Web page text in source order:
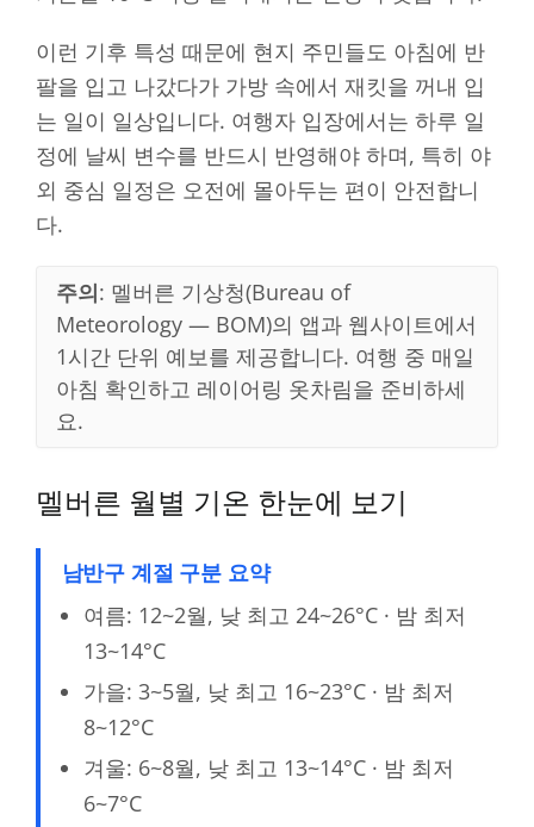
이런 기후 특성 때문에 현지 주민들도 아침에 반
팔을 입고 나갔다가 가방 속에서 재킷을 꺼내 입
는 일이 일상입니다. 여행자 입장에서는 하루 일
정에 날씨 변수를 반드시 반영해야 하며, 특히 야
외 중심 일정은 오전에 몰아두는 편이 안전합니
다.
주의: 멜버른 기상청(Bureau of
Meteorology — BOM)의 앱과 웹사이트에서
1시간 단위 예보를 제공합니다. 여행 중 매일
아침 확인하고 레이어링 옷차림을 준비하세
요.
멜버른 월별 기온 한눈에 보기
남반구 계절 구분 요약
여름: 12~2월, 낮 최고 24~26°C · 밤 최저
13~14°C
가을: 3~5월, 낮 최고 16~23°C · 밤 최저
8~12°C
겨울: 6~8월, 낮 최고 13~14°C · 밤 최저
6~7°C